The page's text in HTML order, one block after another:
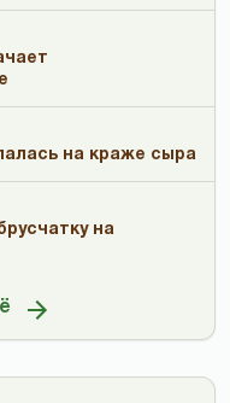
на краже сыра
на